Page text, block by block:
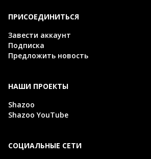
ПРИСОЕДИНИТЬСЯ
Завести аккаунт
Подписка
Предложить новость
НАШИ ПРОЕКТЫ
Shazoo
Shazoo YouTube
СОЦИАЛЬНЫЕ СЕТИ